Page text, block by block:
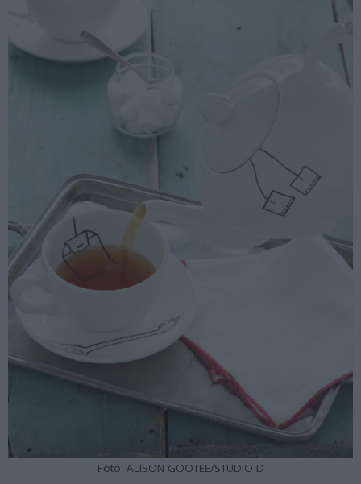
Fotó: ALISON GOOTEE/STUDIO D